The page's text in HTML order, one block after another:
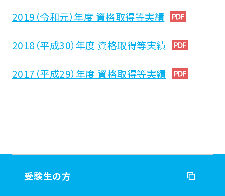
2019（令和元）年度 資格取得等実績
2018（平成30）年度 資格取得等実績
2017（平成29）年度 資格取得等実績
受験生の方